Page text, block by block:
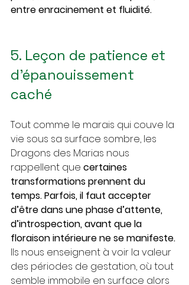
entre enracinement et fluidité.
5. Leçon de patience et
d’épanouissement
caché
Tout comme le marais qui couve la
vie sous sa surface sombre, les
Dragons des Marias nous
rappellent que certaines
transformations prennent du
temps. Parfois, il faut accepter
d’être dans une phase d’attente,
d’introspection, avant que la
floraison intérieure ne se manifeste.
Ils nous enseignent à voir la valeur
des périodes de gestation, où tout
semble immobile en surface alors